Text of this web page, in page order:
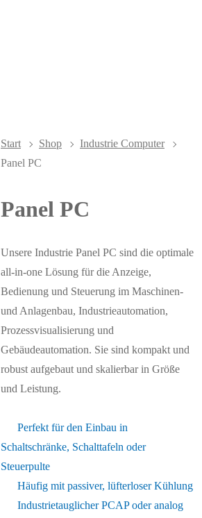
Start Shop
Industrie Computer
Panel PC
Panel PC
Unsere Industrie Panel PC sind die optimale
all-in-one Lösung für die Anzeige,
Bedienung und Steuerung im Maschinen-
und Anlagenbau, Industrieautomation,
Prozessvisualisierung und
Gebäudeautomation. Sie sind kompakt und
robust aufgebaut und skalierbar in Größe
und Leistung.
Perfekt für den Einbau in
Schaltschränke, Schalttafeln oder
Steuerpulte
Häufig mit passiver, lüfterloser Kühlung
Industrietauglicher PCAP oder analog